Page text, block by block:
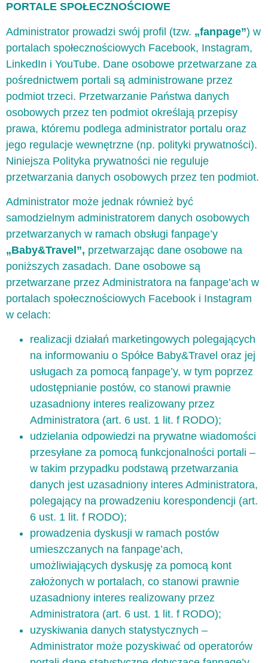
PORTALE SPOŁECZNOŚCIOWE
Administrator prowadzi swój profil (tzw. „fanpage”) w
portalach społecznościowych Facebook, Instagram,
LinkedIn i YouTube. Dane osobowe przetwarzane za
pośrednictwem portali są administrowane przez
podmiot trzeci. Przetwarzanie Państwa danych
osobowych przez ten podmiot określają przepisy
prawa, któremu podlega administrator portalu oraz
jego regulacje wewnętrzne (np. polityki prywatności).
Niniejsza Polityka prywatności nie reguluje
przetwarzania danych osobowych przez ten podmiot.
Administrator może jednak również być
samodzielnym administratorem danych osobowych
przetwarzanych w ramach obsługi fanpage’y
„Baby&Travel”, przetwarzając dane osobowe na
poniższych zasadach. Dane osobowe są
przetwarzane przez Administratora na fanpage’ach w
portalach społecznościowych Facebook i Instagram
w celach:
realizacji działań marketingowych polegających
na informowaniu o Spółce Baby&Travel oraz jej
usługach za pomocą fanpage’y, w tym poprzez
udostępnianie postów, co stanowi prawnie
uzasadniony interes realizowany przez
Administratora (art. 6 ust. 1 lit. f RODO);
udzielania odpowiedzi na prywatne wiadomości
przesyłane za pomocą funkcjonalności portali –
w takim przypadku podstawą przetwarzania
danych jest uzasadniony interes Administratora,
polegający na prowadzeniu korespondencji (art.
6 ust. 1 lit. f RODO);
prowadzenia dyskusji w ramach postów
umieszczanych na fanpage’ach,
umożliwiających dyskusję za pomocą kont
założonych w portalach, co stanowi prawnie
uzasadniony interes realizowany przez
Administratora (art. 6 ust. 1 lit. f RODO);
uzyskiwania danych statystycznych –
Administrator może pozyskiwać od operatorów